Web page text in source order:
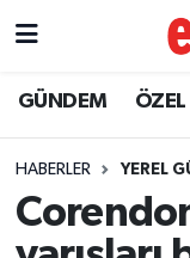
GÜNDEM ÖZEL
HABERLER YEREL
ÖZEL HABER
YEREL
Nöbetçi
Trafik